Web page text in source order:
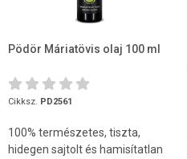
Pödör Máriatövis olaj 100 ml
Cikksz. PD2561
100% természetes, tiszta,
hidegen sajtolt és hamisítatlan